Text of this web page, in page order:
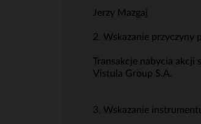
Jerzy Mazgaj
2. Wskazanie przyczyny
Transakcje nabycia akcji
Vistula Group S.A.
3. Wskazanie